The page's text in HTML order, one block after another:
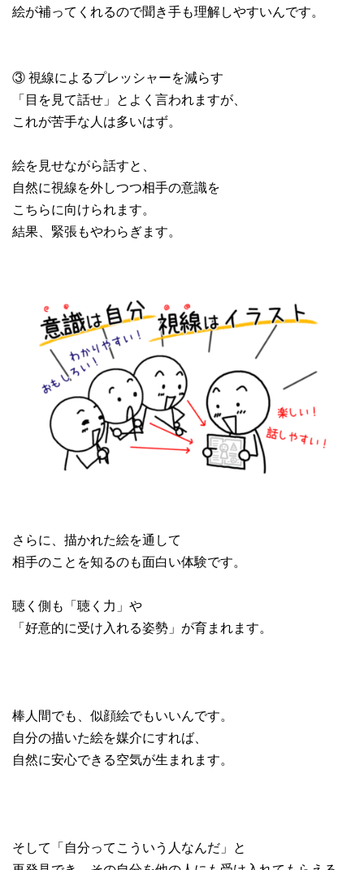
絵が補ってくれるので聞き手も理解しやすいんです。
③ 視線によるプレッシャーを減らす
「目を見て話せ」とよく言われますが、
これが苦手な人は多いはず。
絵を見せながら話すと、
自然に視線を外しつつ相手の意識を
こちらに向けられます。
結果、緊張もやわらぎます。
さらに、描かれた絵を通して
相手のことを知るのも面白い体験です。
聴く側も「聴く力」や
「好意的に受け入れる姿勢」が育まれます。
棒人間でも、似顔絵でもいいんです。
自分の描いた絵を媒介にすれば、
自然に安心できる空気が生まれます。
そして「自分ってこういう人なんだ」と